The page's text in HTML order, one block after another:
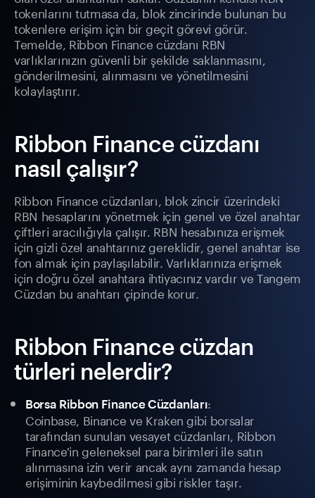
tokenlarını tutmasa da, blok zincirinde bulunan bu
tokenlere erişim için bir geçit görevi görür.
Temelde, Ribbon Finance cüzdanı RBN
varlıklarınızın güvenli bir şekilde saklanmasını,
gönderilmesini, alınmasını ve yönetilmesini
kolaylaştırır.
Ribbon Finance cüzdanı
nasıl çalışır?
Ribbon Finance cüzdanları, blok zincir üzerindeki
RBN hesaplarını yönetmek için genel ve özel anahtar
çiftleri aracılığıyla çalışır. RBN hesabınıza erişmek
için gizli özel anahtarınız gereklidir, genel anahtar ise
fon almak için paylaşılabilir. Varlıklarınıza erişmek
için doğru özel anahtara ihtiyacınız vardır ve Tangem
Cüzdan bu anahtarı çipinde korur.
Ribbon Finance cüzdan
türleri nelerdir?
Borsa Ribbon Finance Cüzdanları:
Coinbase, Binance ve Kraken gibi borsalar
tarafından sunulan vesayet cüzdanları, Ribbon
Finance'in geleneksel para birimleri ile satın
alınmasına izin verir ancak aynı zamanda hesap
erişiminin kaybedilmesi gibi riskler taşır.